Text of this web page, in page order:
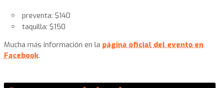
preventa: $140
taquilla: $150
Mucha más información en la página oficial del evento en
Facebook.